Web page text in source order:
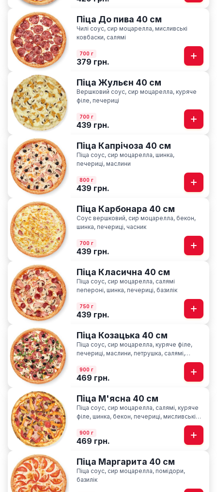
Піца До пива 40 см
Чилі соус, сир моцарелла, мисливські
ковбаски, салямі
700 г
379 грн.
Піца Жульєн 40 см
Вершковий соус, сир моцарелла, куряче
філе, печериці
700 г
439 грн.
Піца Капрічоза 40 см
Піца соус, сир моцарелла, шинка,
печериці, маслини
800 г
439 грн.
Піца Карбонара 40 см
Соус вершковий, сир моцарелла, бекон,
шинка, печериці, часник
700 г
439 грн.
Піца Класична 40 см
Піца соус, сир моцарелла, салямі
пепероні, шинка, печериці, базилік
750 г
439 грн.
Піца Козацька 40 см
Піца соус, сир моцарелла, куряче філе,
печериці, маслини, петрушка, салямі,
900 г
469 грн.
Піца М'ясна 40 см
Піца соус, сир моцарелла, салямі, куряче
філе, шинка, бекон, печериці, мисливські
900 г
469 грн.
Піца Маргарита 40 см
Піца соус, сир моцарелла, помідори,
базилік